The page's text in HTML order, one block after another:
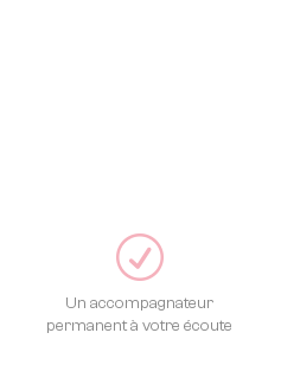
R
Un accompagnateur
permanent à votre écoute